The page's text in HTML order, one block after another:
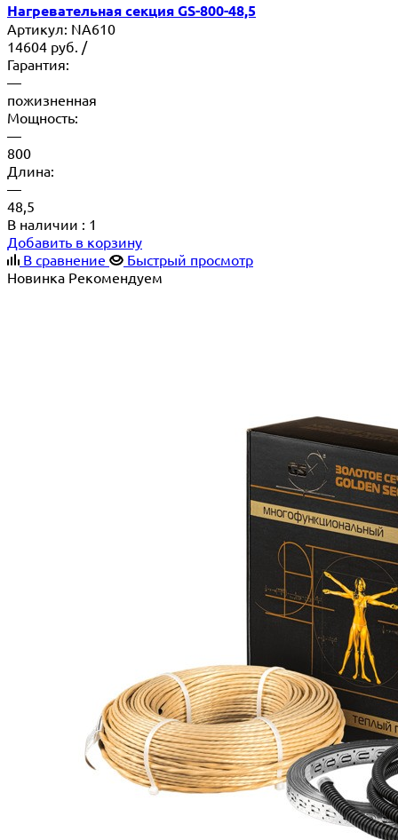
Нагревательная секция GS-800-48,5
Артикул: NA610
14604 руб. /
Гарантия:
—
пожизненная
Мощность:
—
800
Длина:
—
48,5
В наличии : 1
Добавить в корзину
В сравнение
Быстрый просмотр
Новинка Рекомендуем